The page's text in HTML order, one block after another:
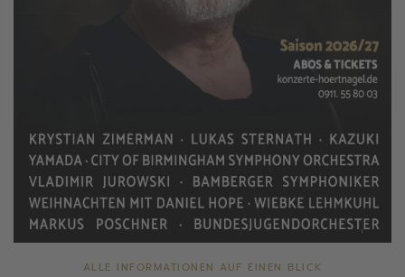
ALLE INFORMATIONEN AUF EINEN BLICK